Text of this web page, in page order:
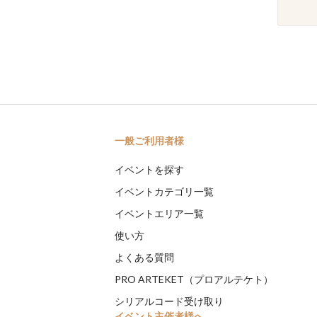
一般ご利用者様
イベントを探す
イベントカテゴリ一覧
イベントエリア一覧
使い方
よくある質問
PRO ARTEKET（プロアルテケト）
シリアルコード受け取り